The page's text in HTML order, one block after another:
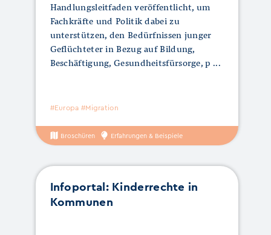
Handlungsleitfaden veröffentlicht, um
Fachkräfte und Politik dabei zu
unterstützen, den Bedürfnissen junger
Geflüchteter in Bezug auf Bildung,
Beschäftigung, Gesundheitsfürsorge, p
#Europa #Migration
Broschüren Erfahrungen & Beispiele
Infoportal: Kinderrechte in
Kommunen